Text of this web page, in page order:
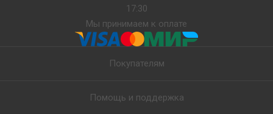
17:30
Мы принимаем к оплате
Покупателям
Помощь и поддержка